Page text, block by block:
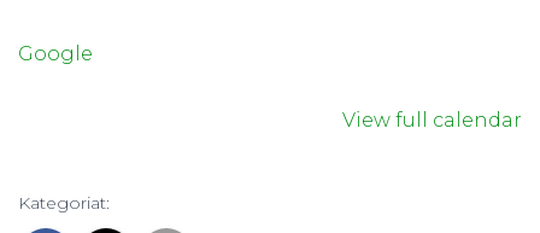
Google
View full calendar
Kategoriat: